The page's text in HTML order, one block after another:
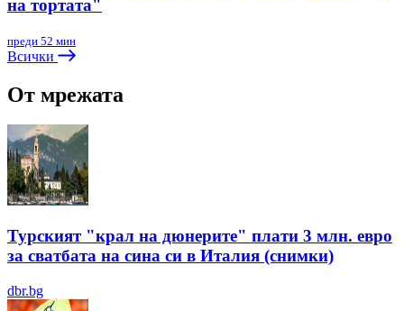
на тортата"
преди 52 мин
Всички
От мрежата
Турският "крал на дюнерите" плати 3 млн. евро
за сватбата на сина си в Италия (снимки)
dbr.bg